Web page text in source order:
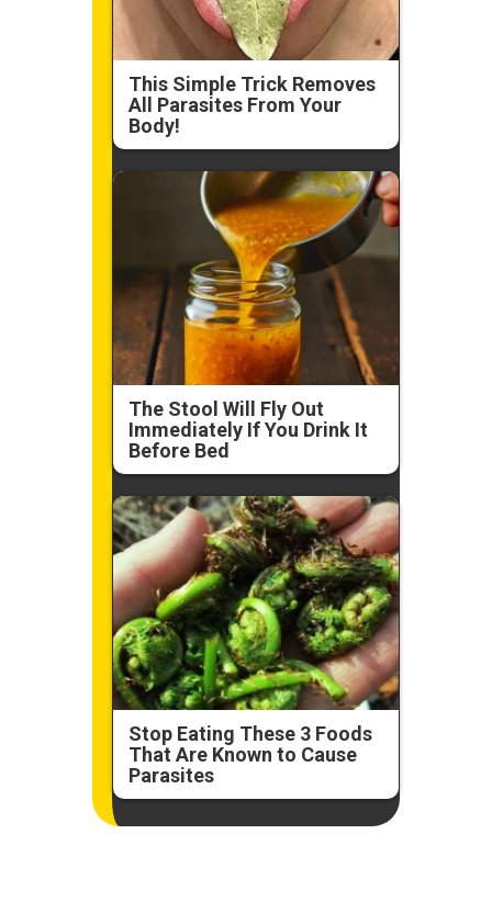
This Simple Trick Removes
All Parasites From Your
Body!
The Stool Will Fly Out
Immediately If You Drink It
Before Bed
Stop Eating These 3 Foods
That Are Known to Cause
Parasites